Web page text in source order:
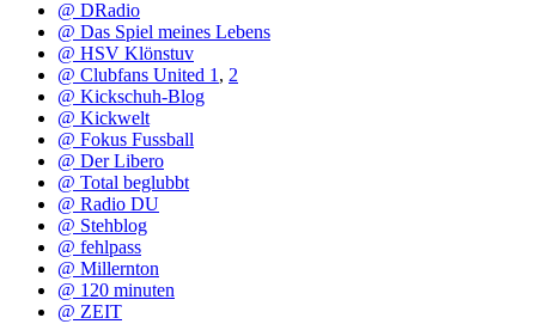
@ DRadio
@ Das Spiel meines Lebens
@ HSV Klönstuv
@ Clubfans United 1, 2
@ Kickschuh-Blog
@ Kickwelt
@ Fokus Fussball
@ Der Libero
@ Total beglubbt
@ Radio DU
@ Stehblog
@ fehlpass
@ Millernton
@ 120 minuten
@ ZEIT